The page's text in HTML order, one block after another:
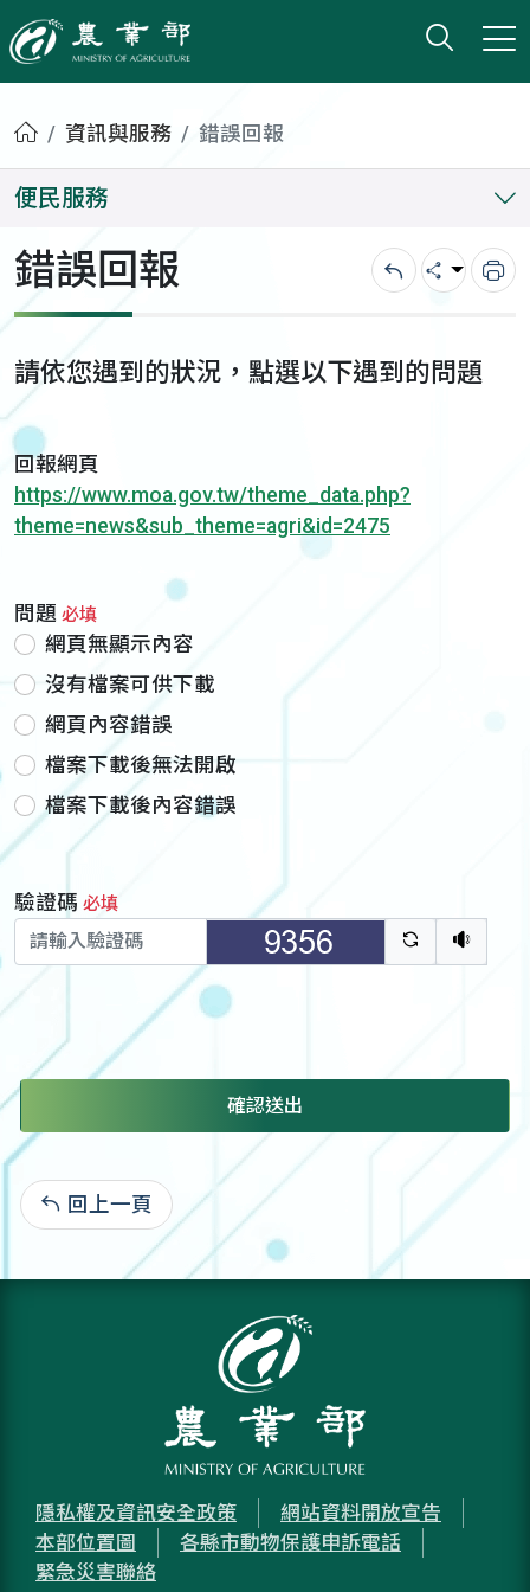
農業部
打開
小版
首頁資訊與服務 錯誤回報
便民服務
錯誤回報 回上一頁
分享 列
請依您遇到的狀況，點選以下遇到的問題
回報網頁
https://www.moa.gov.tw/theme_data.php?
theme=news&sub_theme=agri&id=2475
問題 必填
網頁無顯示內容
沒有檔案可供下載
網頁內容錯誤
檔案下載後無法開啟
檔案下載後內容錯誤
驗證碼 必填
驗證碼重新
聽語
確認送出
回上一頁
隱私權及資訊安全政策
網站資料開放宣告
本部位置圖
各縣市動物保護申訴電話
緊急災害聯絡